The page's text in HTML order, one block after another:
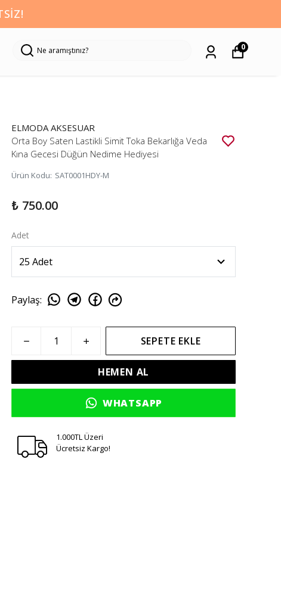
0
ELMODA AKSESUAR
Orta Boy Saten Lastikli Simit Toka Bekarlığa Veda
Kına Gecesi Düğün Nedime Hediyesi
Ürün Kodu: SAT0001HDY-M
₺ 750.00
Adet
Paylaş:
SEPETE EKLE
HEMEN AL
WHATSAPP
1.000TL Üzeri
Ücretsiz Kargo!